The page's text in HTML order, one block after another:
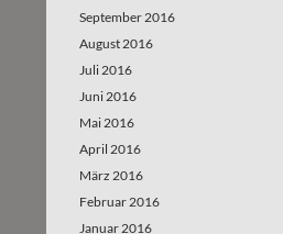
September 2016
August 2016
Juli 2016
Juni 2016
Mai 2016
April 2016
März 2016
Februar 2016
Januar 2016